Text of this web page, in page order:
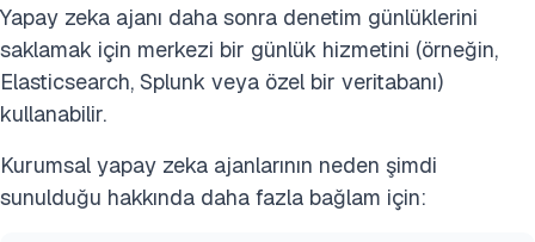
Yapay zeka ajanı daha sonra denetim günlüklerini
saklamak için merkezi bir günlük hizmetini (örneğin,
Elasticsearch, Splunk veya özel bir veritabanı)
kullanabilir.
Kurumsal yapay zeka ajanlarının neden şimdi
sunulduğu hakkında daha fazla bağlam için: